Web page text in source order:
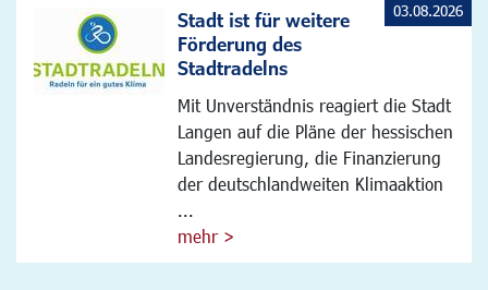
Stadt ist für weitere
Förderung des
Stadtradelns
Mit Unverständnis reagiert die Stadt
Langen auf die Pläne der hessischen
Landesregierung, die Finanzierung
der deutschlandweiten Klimaaktion
...
mehr >
03.08.2026